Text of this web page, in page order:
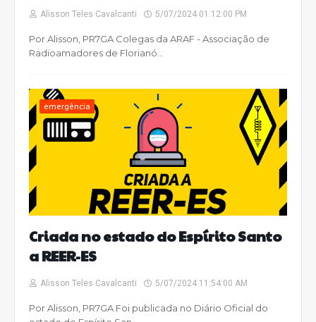
Alisson Teles Cavalcanti 5/07/2024 01:12:00 PM
Por Alisson, PR7GA Colegas da ARAF - Associação de
Radioamadores de Florianó…
emergência
Criada no estado do Espírito Santo
a REER-ES
Alisson Teles Cavalcanti 5/07/2024 11:54:00 AM
Por Alisson, PR7GA Foi publicada no Diário Oficial do